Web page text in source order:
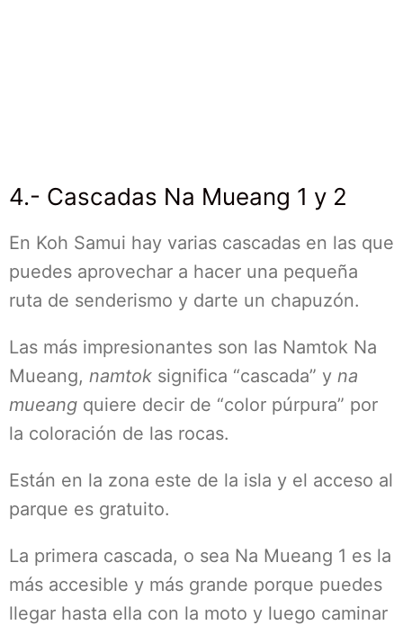
4.- Cascadas Na Mueang 1 y 2
En Koh Samui hay varias cascadas en las que
puedes aprovechar a hacer una pequeña
ruta de senderismo y darte un chapuzón.
Las más impresionantes son las Namtok Na
Mueang, namtok significa “cascada” y na
mueang quiere decir de “color púrpura” por
la coloración de las rocas.
Están en la zona este de la isla y el acceso al
parque es gratuito.
La primera cascada, o sea Na Mueang 1 es la
más accesible y más grande porque puedes
llegar hasta ella con la moto y luego caminar